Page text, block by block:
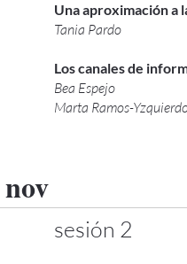
Una aproximación a
Tania Pardo
Los canales de
Bea Espejo
Marta Ramos-
sesión 2